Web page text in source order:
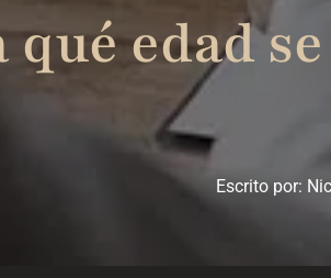
qué edad
Escrito por: